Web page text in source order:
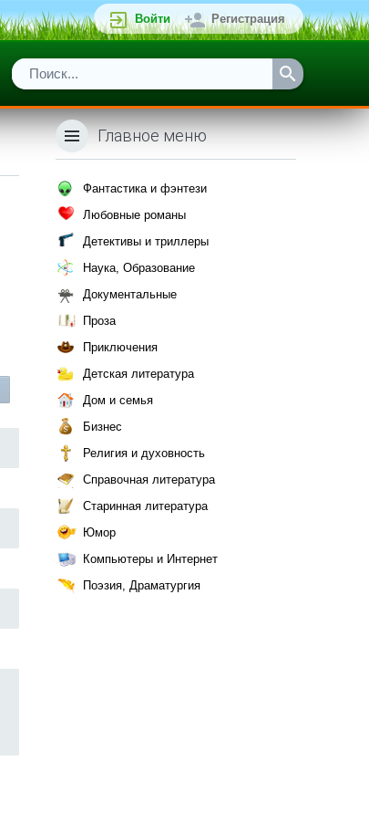
Войти Регистрация
Главное меню
Фантастика и фэнтези
Любовные романы
Детективы и триллеры
Наука, Образование
Документальные
Проза
Приключения
Детская литература
Дом и семья
Бизнес
Религия и духовность
Справочная литература
Старинная литература
Юмор
Компьютеры и Интернет
Поэзия, Драматургия